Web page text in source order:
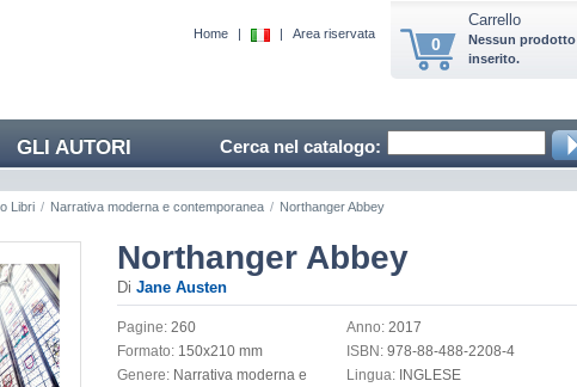
Home | | Area riservata
0
Carrello
Nessun prodotto
inserito.
Cerca nel catalogo:
GLI AUTORI
Libri / Narrativa moderna e contemporanea / Northanger Abbey
Northanger Abbey
Di Jane Austen
Pagine: 260
Formato: 150x210 mm
Genere: Narrativa moderna e
Anno: 2017
ISBN: 978-88-488-2208-4
Lingua: INGLESE